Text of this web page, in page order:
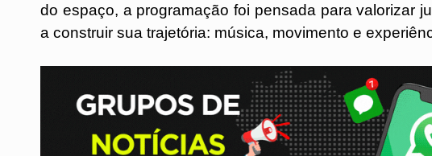
do espaço, a programação foi pensada para valorizar
a construir sua trajetória: música, movimento e